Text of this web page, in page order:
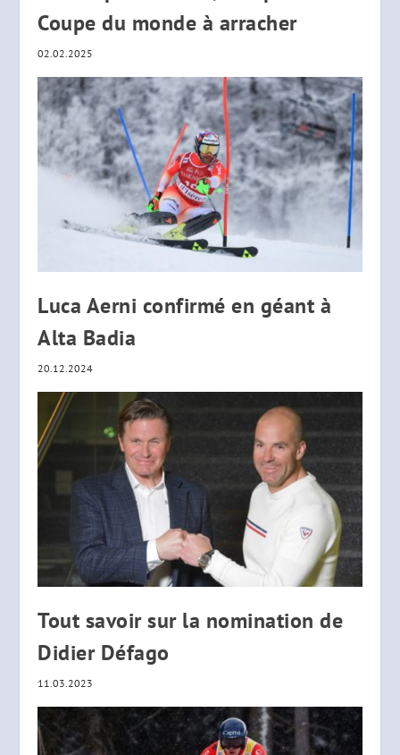
Coupe du monde à arracher
02.02.2025
Luca Aerni confirmé en géant à
Alta Badia
20.12.2024
Tout savoir sur la nomination de
Didier Défago
11.03.2023